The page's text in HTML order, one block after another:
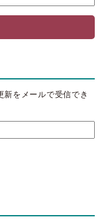
新をメールで受信でき